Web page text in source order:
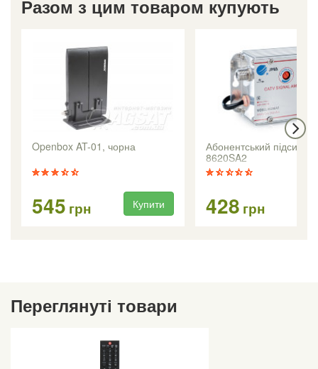
Разом з цим товаром купують
Openbox AT-01, чорна
545 грн Купити
Абонентський
8620SA2
428 грн
Переглянуті товари